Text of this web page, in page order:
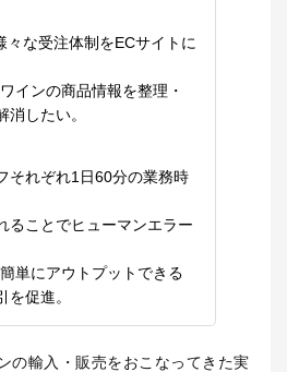
々な受注体制をECサイトに
インの商品情報を整理・
したい。
それぞれ1日60分の業務時
ることでヒューマンエラー
単にアウトプットできる
を促進。
の輸入・販売をおこなってきた実